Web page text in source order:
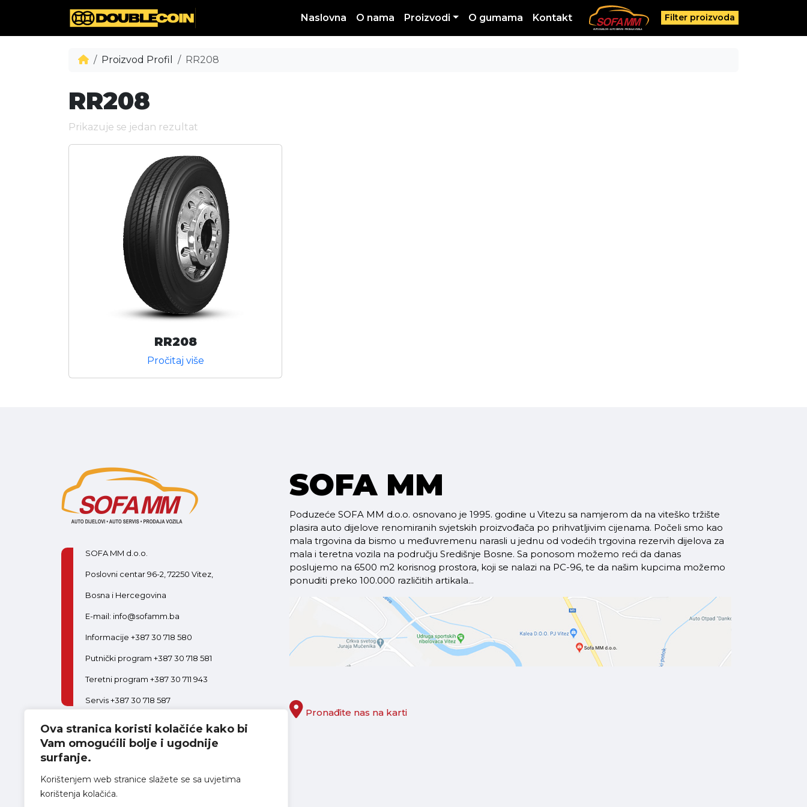
Ova stranica koristi kolačiće kako bi
Vam omogućili bolje i ugodnije
surfanje.
Korištenjem web stranice slažete se sa uvjetima
korištenja kolačića.
Naslovna O nama Proizvodi O gumama Kontakt Filter proizvoda
Proizvod Profil RR208
RR208
Prikazuje se jedan rezultat
RR208
Pročitaj više
SOFA MM d.o.o.
Poslovni centar 96-2, 72250 Vitez,
Bosna i Hercegovina
E-mail: info@sofamm.ba
Informacije +387 30 718 580
Putnički program +387 30 718 581
Teretni program +387 30 711 943
Servis +387 30 718 587
PON-PET:08:00-16:30SUB:08:00-14:00
Postani dio tima
SOFA MM
Poduzeće SOFA MM d.o.o. osnovano je 1995. godine u Vitezu sa namjerom da na viteško tržište
plasira auto dijelove renomiranih svjetskih proizvođača po prihvatljivim cijenama. Počeli smo kao
mala trgovina da bismo u međuvremenu narasli u jednu od vodećih trgovina rezervih dijelova za
mala i teretna vozila na području Središnje Bosne. Sa ponosom možemo reći da danas
poslujemo na 6500 m2 korisnog prostora, koji se nalazi na PC-96, te da našim kupcima možemo
ponuditi preko 100.000 različitih artikala...
Pronađite nas na karti